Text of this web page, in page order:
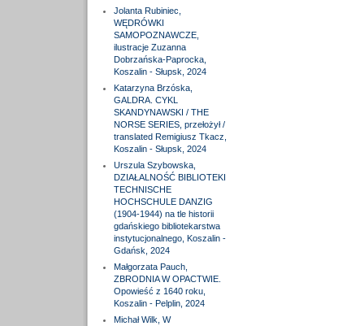
Jolanta Rubiniec,
WĘDRÓWKI
SAMOPOZNAWCZE,
ilustracje Zuzanna
Dobrzańska-Paprocka,
Koszalin - Słupsk, 2024
Katarzyna Brzóska,
GALDRA. CYKL
SKANDYNAWSKI / THE
NORSE SERIES, przełożył /
translated Remigiusz Tkacz,
Koszalin - Słupsk, 2024
Urszula Szybowska,
DZIAŁALNOŚĆ BIBLIOTEKI
TECHNISCHE
HOCHSCHULE DANZIG
(1904-1944) na tle historii
gdańskiego bibliotekarstwa
instytucjonalnego, Koszalin -
Gdańsk, 2024
Małgorzata Pauch,
ZBRODNIA W OPACTWIE.
Opowieść z 1640 roku,
Koszalin - Pelplin, 2024
Michał Wilk, W